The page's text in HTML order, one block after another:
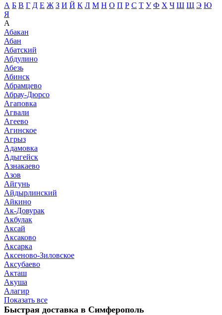
А Б В Г Д Е Ж З И Й К Л М Н О П Р С Т У Ф Х Ч Ш Щ Э Ю
Я
А
Абакан
Абан
Абатский
Абдулино
Абезь
Абинск
Абрамцево
Абрау-Дюрсо
Агаповка
Агвали
Агеево
Агинское
Агрыз
Адамовка
Адыгейск
Азнакаево
Азов
Айгунь
Айдырлинский
Айкино
Ак-Довурак
Акбулак
Аксай
Аксаково
Аксарка
Аксеново-Зиловское
Аксубаево
Акташ
Акуша
Алагир
Показать все
Быстрая доставка в Симферополь